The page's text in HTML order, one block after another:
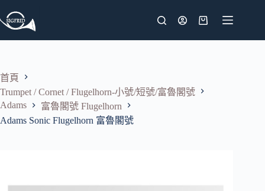
至
容
購
物
首頁
Trumpet / Cornet / Flugelhorn-小號/短號/富魯閣號
Adams
富魯閣號 Flugelhorn
Adams Sonic Flugelhorn 富魯閣號